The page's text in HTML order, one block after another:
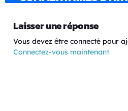
Laisser une réponse
Vous devez être connecté pour
Connectez-vous maintenant